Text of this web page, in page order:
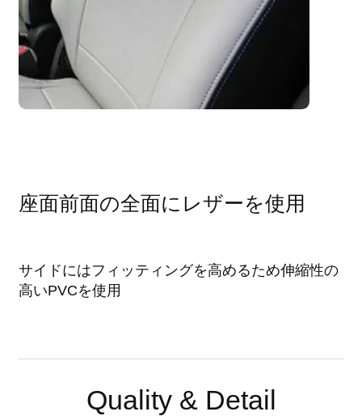
座面前面の全面にレザーを使用
サイドにはフィッティングを高めるため伸縮性の
高いPVCを使用
Quality & Detail